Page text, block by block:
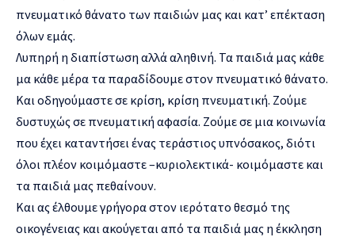
πνευματικό θάνατο των παιδιών μας και κατ’ επέκταση
όλων εμάς.
Λυπηρή η διαπίστωση αλλά αληθινή. Τα παιδιά μας κάθε
μα κάθε μέρα τα παραδίδουμε στον πνευματικό θάνατο.
Και οδηγούμαστε σε κρίση, κρίση πνευματική. Ζούμε
δυστυχώς σε πνευματική αφασία. Ζούμε σε μια κοινωνία
που έχει καταντήσει ένας τεράστιος υπνόσακος, διότι
όλοι πλέον κοιμόμαστε –κυριολεκτικά- κοιμόμαστε και
τα παιδιά μας πεθαίνουν.
Και ας έλθουμε γρήγορα στον ιερότατο θεσμό της
οικογένειας και ακούγεται από τα παιδιά μας η έκκληση